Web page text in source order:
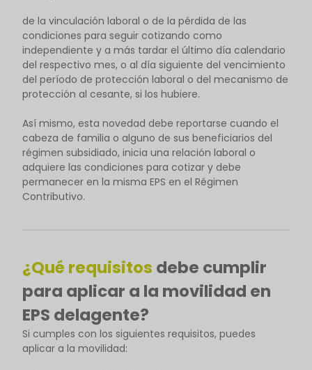
de la vinculación laboral o de la pérdida de las
condiciones para seguir cotizando como
independiente y a más tardar el último día calendario
del respectivo mes, o al día siguiente del vencimiento
del período de protección laboral o del mecanismo de
protección al cesante, si los hubiere.
Así mismo, esta novedad debe reportarse cuando el
cabeza de familia o alguno de sus beneficiarios del
régimen subsidiado, inicia una relación laboral o
adquiere las condiciones para cotizar y debe
permanecer en la misma EPS en el Régimen
Contributivo.
¿Qué requisitos debe cumplir
para aplicar a la movilidad en
EPS delagente?
Si cumples con los siguientes requisitos, puedes
aplicar a la movilidad: